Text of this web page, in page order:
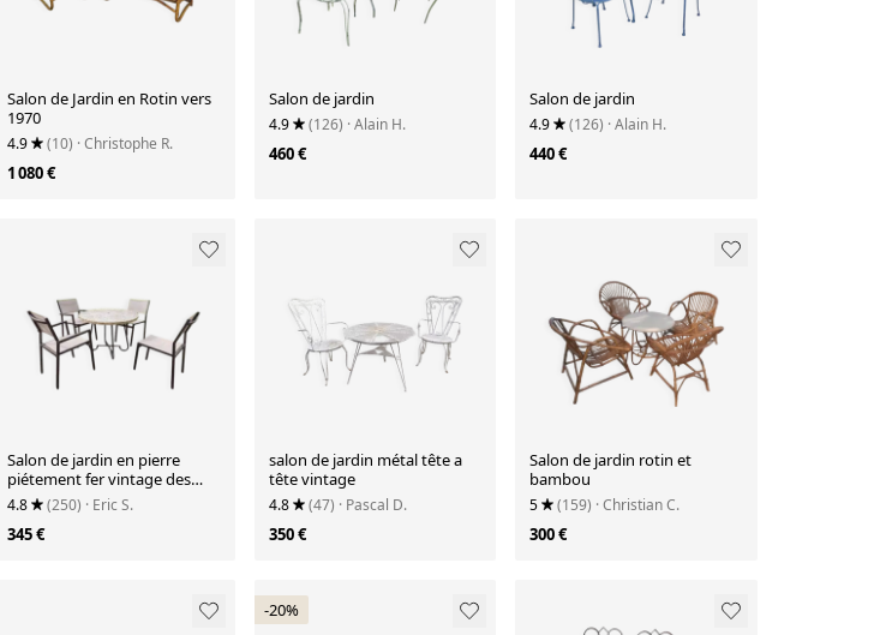
Salon de Jardin en Rotin vers
1970
4.9 (10) · Christophe R.
1 080 €
Salon de jardin
4.9 (126) · Alain H.
460 €
Salon de jardin
4.9 (126) · Alain H.
440 €
Salon de jardin en pierre
piétement fer vintage des
années 70
4.8 (250) · Eric S.
345 €
salon de jardin métal tête a
tête vintage
4.8 (47) · Pascal D.
350 €
Salon de jardin rotin et
bambou
5 (159) · Christian C.
300 €
-20%